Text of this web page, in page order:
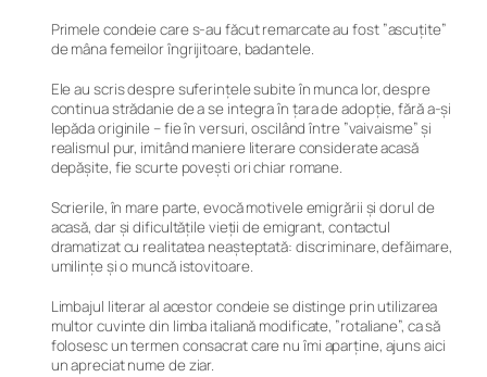
Primele condeie care s-au făcut remarcate au fost ”ascuțite”
de mâna femeilor îngrijitoare, badantele.
Ele au scris despre suferințele subite în munca lor, despre
continua strădanie de a se integra în țara de adopție, fără a-și
lepăda originile – fie în versuri, oscilând între ”vaivaisme” și
realismul pur, imitând maniere literare considerate acasă
depășite, fie scurte povești ori chiar romane.
Scrierile, în mare parte, evocă motivele emigrării și dorul de
acasă, dar și dificultățile vieții de emigrant, contactul
dramatizat cu realitatea neașteptată: discriminare, defăimare,
umilințe și o muncă istovitoare.
Limbajul literar al acestor condeie se distinge prin utilizarea
multor cuvinte din limba italiană modificate, ”rotaliane”, ca să
folosesc un termen consacrat care nu îmi aparține, ajuns aici
un apreciat nume de ziar.